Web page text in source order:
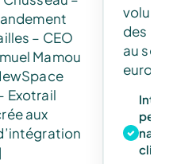
– CEO
Mamou
Exotrail
aux
des
au